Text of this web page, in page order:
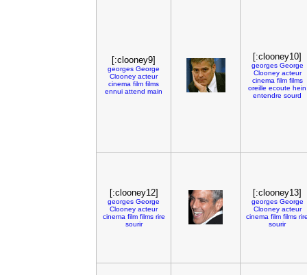
[:clooney9]
georges George
Clooney acteur
cinema film films
ennui attend main
[:clooney10]
georges George
Clooney acteur
cinema film films
oreille ecoute hein
entendre sourd
[:clooney12]
georges George
Clooney acteur
cinema film films rire
sourir
[:clooney13]
georges George
Clooney acteur
cinema film films
sourir